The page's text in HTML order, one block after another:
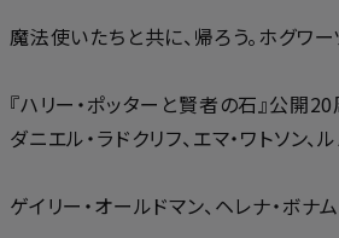
魔法使いたちと共に、帰ろう。ホグワー
『ハリー・ポッターと賢者の石』公開
ダニエル・ラドクリフ、エマ・ワトソ
ゲイリー・オールドマン、ヘレナ・ボナ